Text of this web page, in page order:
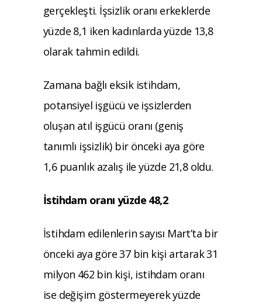
gerçekleşti. İşsizlik oranı erkeklerde
yüzde 8,1 iken kadınlarda yüzde 13,8
olarak tahmin edildi.
Zamana bağlı eksik istihdam,
potansiyel işgücü ve işsizlerden
oluşan atıl işgücü oranı (geniş
tanımlı işsizlik) bir önceki aya göre
1,6 puanlık azalış ile yüzde 21,8 oldu.
İstihdam oranı yüzde 48,2
İstihdam edilenlerin sayısı Mart’ta bir
önceki aya göre 37 bin kişi artarak 31
milyon 462 bin kişi, istihdam oranı
ise değişim göstermeyerek yüzde